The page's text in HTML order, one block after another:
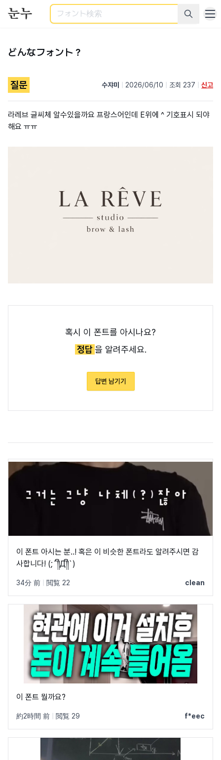
検索
どんなフォント？
질문 수쟈미 2026/06/10 조회 237 신고
라레브 글씨체 알수있을까요 프랑스어인데 E위에 ^ 기호표시 되야
해요 ㅠㅠ
혹시 이 폰트를 아시나요?
정답을 알려주세요.
답변 남기기
이 폰트 아시는 분..! 혹은 이 비슷한 폰트라도 알려주시면 감
사합니다! (;´༎ຶД༎ຶ`)
34分 前 閲覧 22 clean
이 폰트 뭘까요?
約2時間 前 閲覧 29 f*eec